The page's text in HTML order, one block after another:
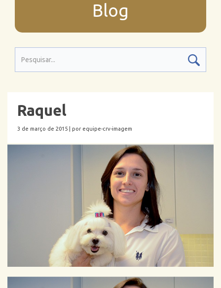
Blog
Raquel
3 de março de 2015 | por equipe-crv-imagem